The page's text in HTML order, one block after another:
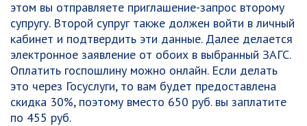
этом вы отправляете приглашение-запрос второму
супругу. Второй супруг также должен войти в личный
кабинет и подтвердить эти данные. Далее делается
электронное заявление от обоих в выбранный ЗАГС.
Оплатить госпошлину можно онлайн. Если делать
это через Госуслуги, то вам будет предоставлена
скидка 30%, поэтому вместо 650 руб. вы заплатите
по 455 руб.